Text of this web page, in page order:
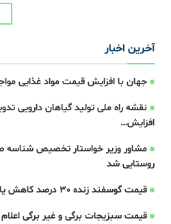
آخرین اخبار
جهان با افزایش قیمت مواد غذایی
نقشه راه ملی تولید گیاهان دارویی
افزایش…
مشاور وزیر خواستار تخصیص شناسه
روستایی شد
قیمت گوسفند زنده 30 درصد کاهش یافت؛ گوشت ارزان نشد
قیمت سبزیجات برگی و غیر برگی